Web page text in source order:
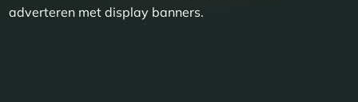
adverteren met display banners.